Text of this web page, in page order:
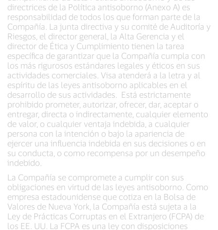
directrices de la Política antisoborno (Anexo A) es
responsabilidad de todos los que forman parte de la
Compañía. La junta directiva y su comité de Auditoría y
Riesgos, el director general, la Alta Gerencia y el
director de Ética y Cumplimiento tienen la tarea
específica de garantizar que la Compañía cumpla con
los más rigurosos estándares legales y éticos en sus
actividades comerciales. Visa atenderá a la letra y al
espíritu de las leyes antisoborno aplicables en el
desarrollo de sus actividades. Está estrictamente
prohibido prometer, autorizar, ofrecer, dar, aceptar o
entregar, directa o indirectamente, cualquier elemento
de valor, o cualquier ventaja indebida, a cualquier
persona con la intención o bajo la apariencia de
ejercer una influencia indebida en sus decisiones o en
su conducta, o como recompensa por un desempeño
indebido.
La Compañía se compromete a cumplir con sus
obligaciones en virtud de las leyes antisoborno. Como
empresa estadounidense que cotiza en la Bolsa de
Valores de Nueva York, la Compañía está sujeta a la
Ley de Prácticas Corruptas en el Extranjero (FCPA) de
los EE. UU. La FCPA es una ley con disposiciones